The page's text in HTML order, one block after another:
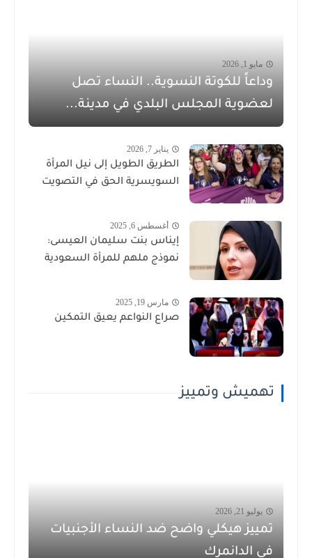
مايو 1, 2026
وداعاً للكوتة النسوية.. النساء تصل
لعضوية المجلس البلدي في مدينة...
يناير 7, 2026
الطريق الطويل إلى نيل المرأة
السويسرية الحق في التصويت
أغسطس 6, 2025
إيناس بنت سليمان العيسى:
نموذج ملهم للمرأة السعودية
مارس 19, 2025
صراع النواعم يعيق التمكين
تهميش وتمييز
يوليو 21, 2026
تمييز هيكلي واضح ضد النساء الأجنبيات
في الدانمرك